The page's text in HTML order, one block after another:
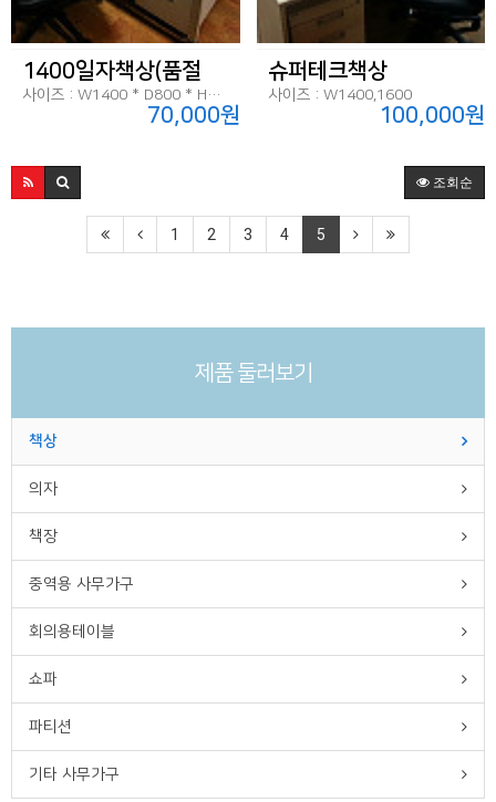
1400일자책상(품절
사이즈 : W1400 * D800 * H720
70,000원
슈퍼테크책상
사이즈 : W1400,1600
100,000원
조회순
1 2 3 4 5
제품 둘러보기
책상
의자
책장
중역용 사무가구
회의용테이블
쇼파
파티션
기타 사무가구